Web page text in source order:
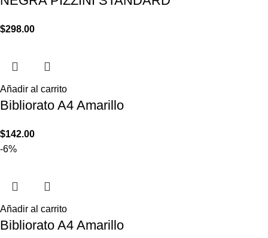
$298.00
Añadir al carrito
Bibliorato A4 Amarillo
$142.00
-6%
Añadir al carrito
Bibliorato A4 Amarillo